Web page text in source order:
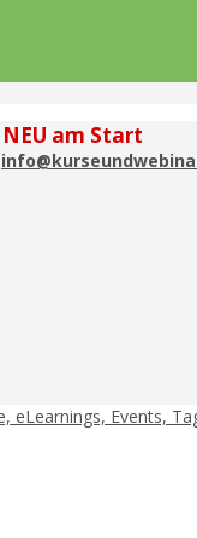
NEU am Start